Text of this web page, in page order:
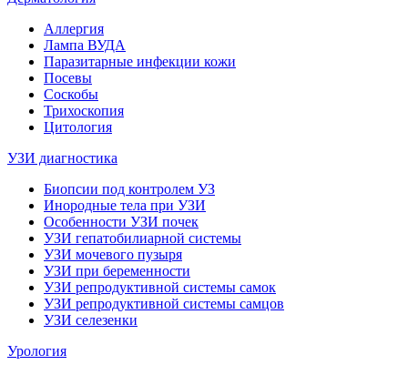
Аллергия
Лампа ВУДА
Паразитарные инфекции кожи
Посевы
Соскобы
Трихоскопия
Цитология
УЗИ диагностика
Биопсии под контролем УЗ
Инородные тела при УЗИ
Особенности УЗИ почек
УЗИ гепатобилиарной системы
УЗИ мочевого пузыря
УЗИ при беременности
УЗИ репродуктивной системы самок
УЗИ репродуктивной системы самцов
УЗИ селезенки
Урология